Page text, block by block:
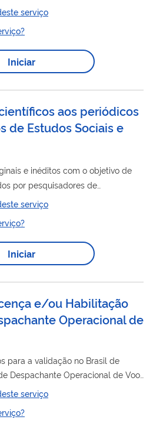
de Aviação Civil Internacional -
seja titular de licença e/ou
Mecânico de Manutenção
o exame prático (cheque) no Brasil.
serviço
Iniciar
aos periódicos
de Estudos Sociais e
e inéditos com o objetivo de
por pesquisadores de
pesquisa do Brasil e do exterior.
serviço
Iniciar
e/ou Habilitação
Operacional de
para a validação no Brasil de
Despachante Operacional de Voo
pode
de voo com relação a
brasileira, ou quando
serviço